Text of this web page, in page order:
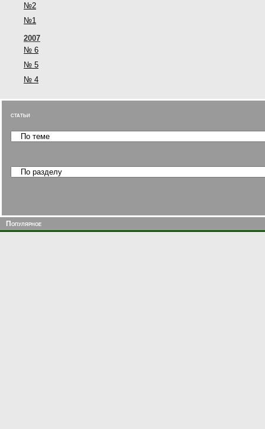
№2
№1
2007
№ 6
№ 5
№ 4
статьи
Популярное